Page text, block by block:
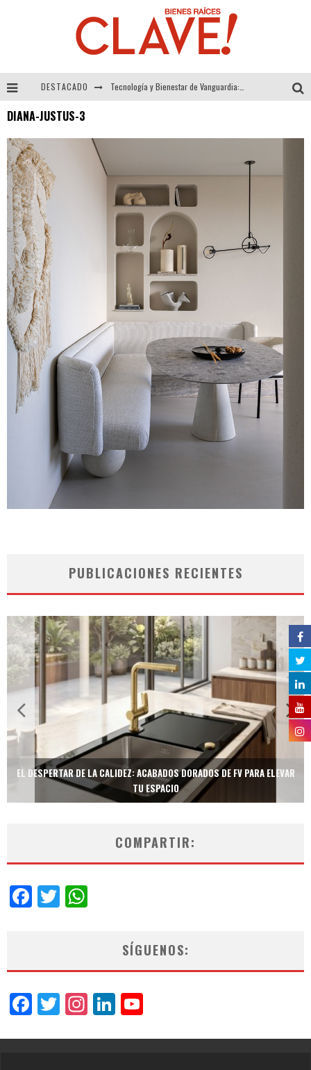
DESTACADO
Alexandra Bedoya – La Constancia detrás de La Paletería
DIANA-JUSTUS-3
PUBLICACIONES RECIENTES
EL DESPERTAR DE LA CALIDEZ: ACABADOS DORADOS DE FV PARA ELEVAR
TU ESPACIO
COMPARTIR:
Facebook
Twitter
SÍGUENOS:
Facebook
Twitter
Instagram
LinkedIn